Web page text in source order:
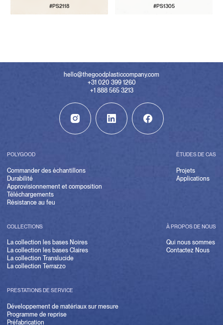
#PS2118
#PS1305
hello@thegoodplasticcompany.com
+31 020 399 1260
+1 888 565 3213
POLYGOOD
Commander des échantillons
Durabilité
Approvisionnement et composition
Téléchargements
Résistance au feu
ÉTUDES DE CAS
Projets
Applications
COLLECTIONS
La collection les bases Noires
La collection les bases Claires
La collection Translucide
La collection Terrazzo
À PROPOS DE NOUS
Qui nous sommes
Contactez Nous
PRESTATIONS DE SERVICE
Développement de matériaux sur mesure
Programme de reprise
Préfabrication